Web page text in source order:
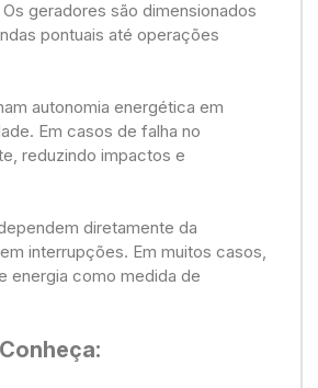
geradores são dimensionados
pontuais até operações
autonomia energética em
Em casos de falha no
reduzindo impactos e
diretamente da
interrupções. Em muitos casos,
energia como medida de